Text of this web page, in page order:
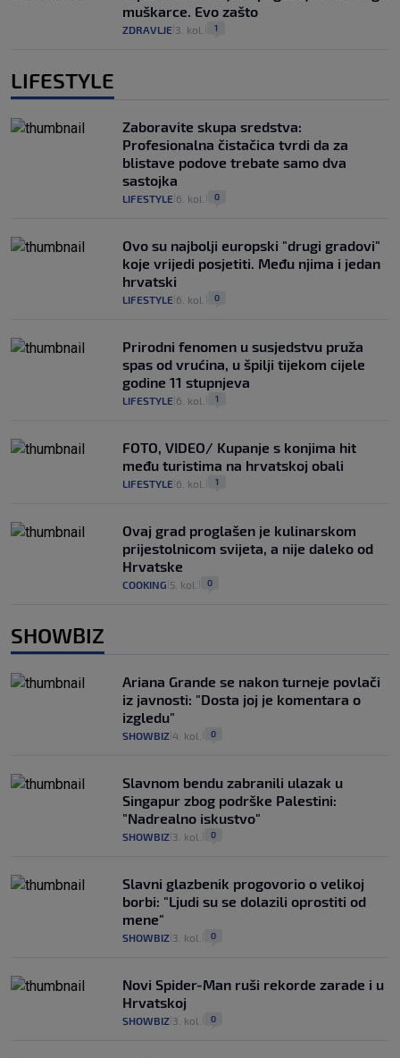
muškarce. Evo zašto
ZDRAVLJE 3. kol. 1
LIFESTYLE
Zaboravite skupa sredstva:
Profesionalna čistačica tvrdi da za
blistave podove trebate samo dva
sastojka
LIFESTYLE 6. kol. 0
Ovo su najbolji europski "drugi gradovi"
koje vrijedi posjetiti. Među njima i jedan
hrvatski
LIFESTYLE 6. kol. 0
Prirodni fenomen u susjedstvu pruža
spas od vrućina, u špilji tijekom cijele
godine 11 stupnjeva
LIFESTYLE 6. kol. 1
FOTO, VIDEO/ Kupanje s konjima hit
među turistima na hrvatskoj obali
LIFESTYLE 6. kol. 1
Ovaj grad proglašen je kulinarskom
prijestolnicom svijeta, a nije daleko od
Hrvatske
COOKING 5. kol. 0
SHOWBIZ
Ariana Grande se nakon turneje povlači
iz javnosti: "Dosta joj je komentara o
izgledu"
SHOWBIZ 4. kol. 0
Slavnom bendu zabranili ulazak u
Singapur zbog podrške Palestini:
"Nadrealno iskustvo"
SHOWBIZ 3. kol. 0
Slavni glazbenik progovorio o velikoj
borbi: "Ljudi su se dolazili oprostiti od
mene"
SHOWBIZ 3. kol. 0
Novi Spider-Man ruši rekorde zarade i u
Hrvatskoj
SHOWBIZ 3. kol. 0